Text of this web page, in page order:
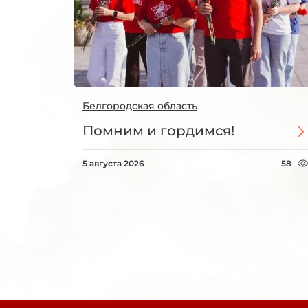
Белгородская область
Помним и гордимся!
5 августа 2026 58